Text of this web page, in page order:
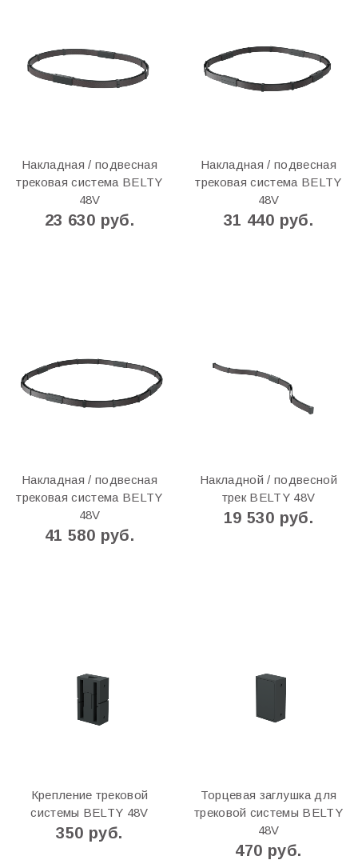
Накладная / подвесная
трековая система BELTY
48V
23 630 руб.
Накладная / подвесная
трековая система BELTY
48V
31 440 руб.
Накладная / подвесная
трековая система BELTY
48V
41 580 руб.
Накладной / подвесной
трек BELTY 48V
19 530 руб.
Крепление трековой
системы BELTY 48V
350 руб.
Торцевая заглушка для
трековой системы BELTY
48V
470 руб.